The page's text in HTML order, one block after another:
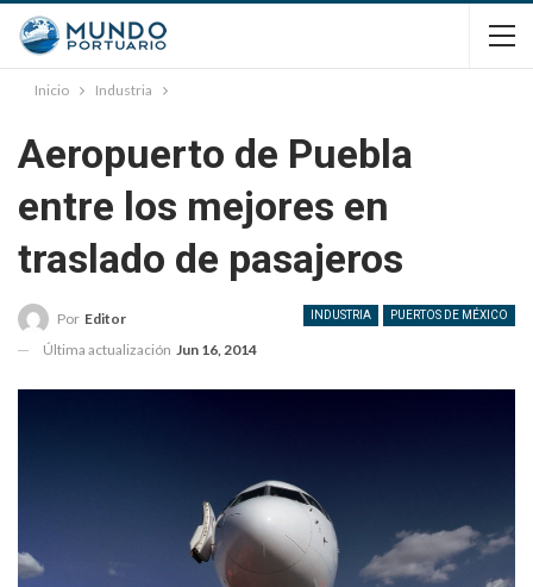
Inicio Industria
Aeropuerto de Puebla
entre los mejores en
traslado de pasajeros
INDUSTRIA PUERTOS DE MÉXICO
Por Editor
Última actualización Jun 16, 2014